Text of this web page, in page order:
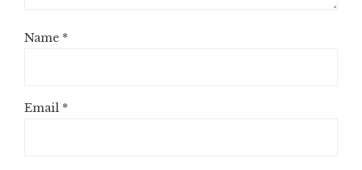
Name *
Email *